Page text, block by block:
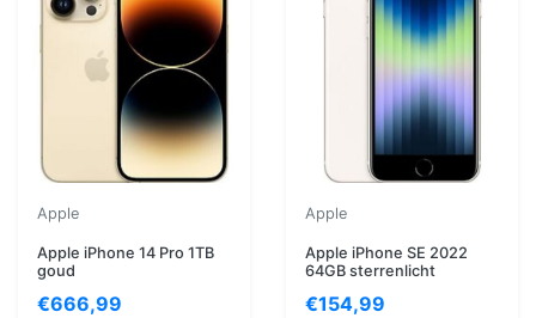
Apple
Apple iPhone 14 Pro 1TB
goud
€666,99
Apple
Apple iPhone SE 2022
64GB sterrenlicht
€154,99